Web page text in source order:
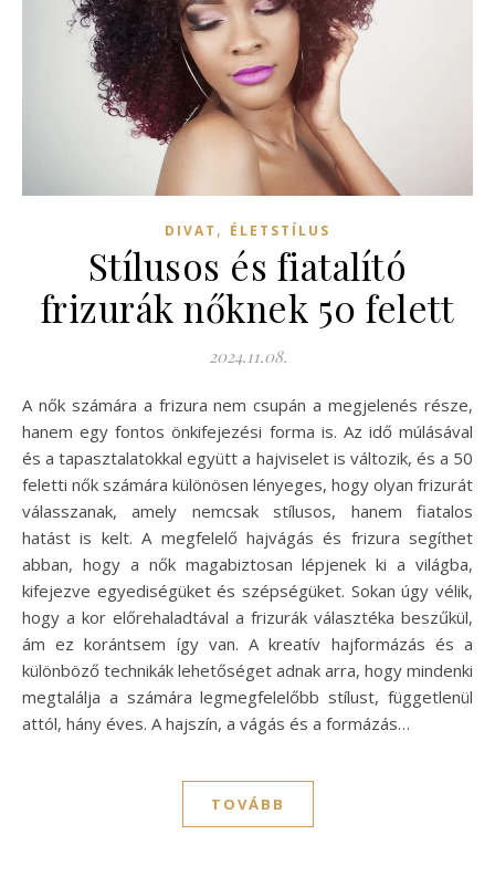
DIVAT , ÉLETSTÍLUS
Stílusos és fiatalító
frizurák nőknek 50 felett
2024.11.08.
A nők számára a frizura nem csupán a megjelenés része,
hanem egy fontos önkifejezési forma is. Az idő múlásával
és a tapasztalatokkal együtt a hajviselet is változik, és a 50
feletti nők számára különösen lényeges, hogy olyan frizurát
válasszanak, amely nemcsak stílusos, hanem fiatalos
hatást is kelt. A megfelelő hajvágás és frizura segíthet
abban, hogy a nők magabiztosan lépjenek ki a világba,
kifejezve egyediségüket és szépségüket. Sokan úgy vélik,
hogy a kor előrehaladtával a frizurák választéka beszűkül,
ám ez korántsem így van. A kreatív hajformázás és a
különböző technikák lehetőséget adnak arra, hogy mindenki
megtalálja a számára legmegfelelőbb stílust, függetlenül
attól, hány éves. A hajszín, a vágás és a formázás…
TOVÁBB